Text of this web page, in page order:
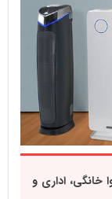
خانگی، اداری و